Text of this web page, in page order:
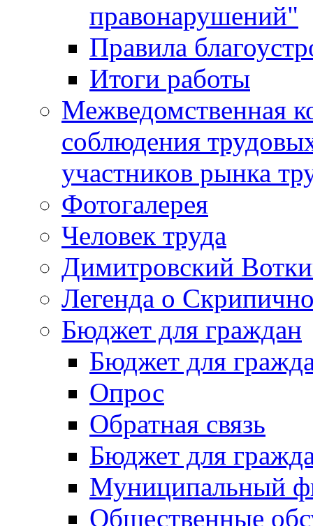
правонарушений"
Правила
Итоги работы
Межведомственная
соблюдения
участников рынка
Фотогалерея
Человек труда
Димитровский
Легенда о
Бюджет для граждан
Бюджет для
Опрос
Обратная связь
Бюджет для
Муниципальный
Общественные